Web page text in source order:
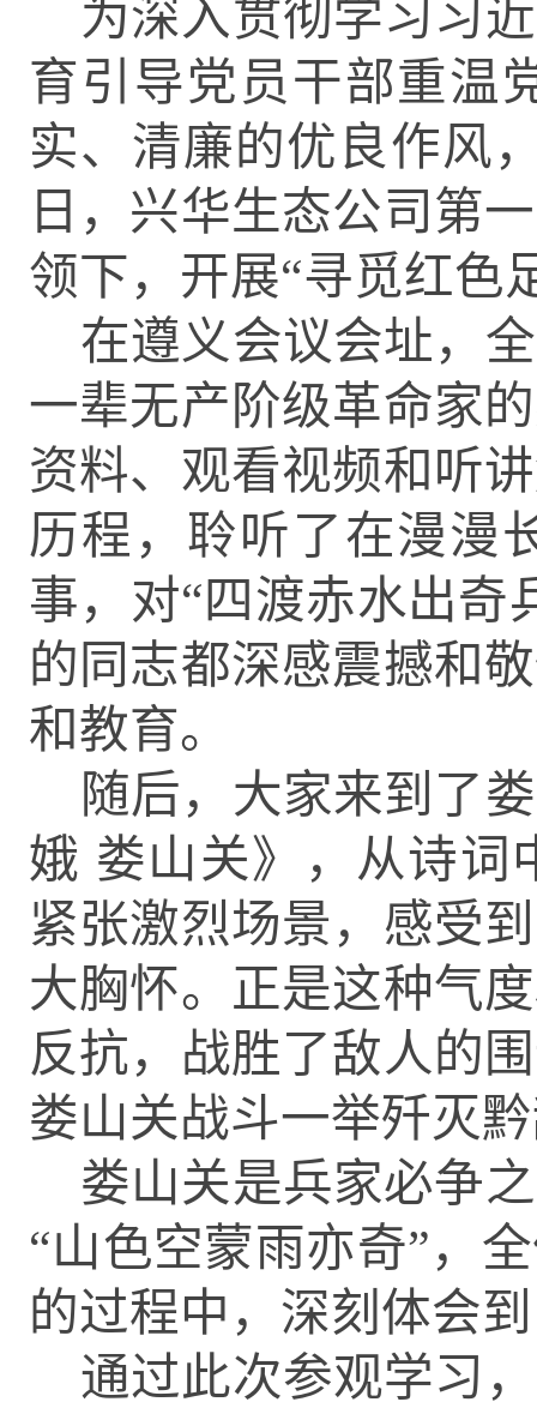
为深入贯彻学习习
育引导党员干部重温
实、清廉的优良作风
日，兴华生态公司第
领下，开展“寻觅红色
在遵义会议会址，
一辈无产阶级革命家
资料、观看视频和听
历程，聆听了在漫漫
事，对“四渡赤水出奇
的同志都深感震撼和
和教育。
随后，大家来到了
娥 娄山关》，从诗词
紧张激烈场景，感受
大胸怀。正是这种气
反抗，战胜了敌人的
娄山关战斗一举歼灭
娄山关是兵家必争
“山色空蒙雨亦奇”，
的过程中，深刻体会
通过此次参观学习